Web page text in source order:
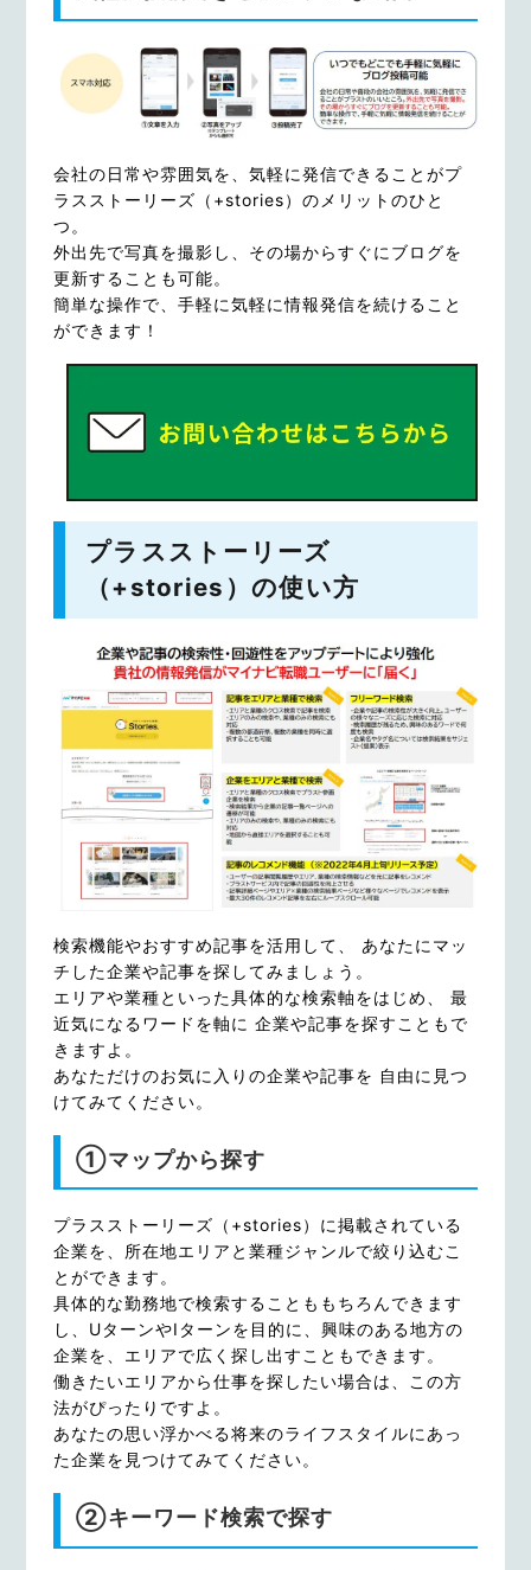
会社の日常や雰囲気を、気軽に発信できることがプ
ラスストーリーズ（+stories）のメリットのひと
つ。
外出先で写真を撮影し、その場からすぐにブログを
更新することも可能。
簡単な操作で、手軽に気軽に情報発信を続けること
ができます！
プラスストーリーズ
（+stories）の使い方
検索機能やおすすめ記事を活用して、 あなたにマッ
チした企業や記事を探してみましょう。
エリアや業種といった具体的な検索軸をはじめ、 最
近気になるワードを軸に 企業や記事を探すこともで
きますよ。
あなただけのお気に入りの企業や記事を 自由に見つ
けてみてください。
①マップから探す
プラスストーリーズ（+stories）に掲載されている
企業を、所在地エリアと業種ジャンルで絞り込むこ
とができます。
具体的な勤務地で検索することももちろんできます
し、UターンやIターンを目的に、興味のある地方の
企業を、エリアで広く探し出すこともできます。
働きたいエリアから仕事を探したい場合は、この方
法がぴったりですよ。
あなたの思い浮かべる将来のライフスタイルにあっ
た企業を見つけてみてください。
②キーワード検索で探す